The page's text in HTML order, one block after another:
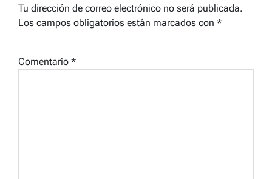
Tu dirección de correo electrónico no será publicada.
Los campos obligatorios están marcados con *
Comentario *